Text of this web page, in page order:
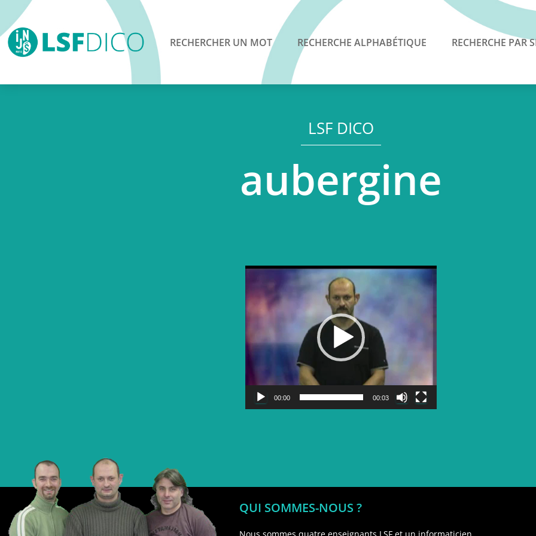
RECHERCHER UN MOT RECHERCHE ALPHABÉTIQUE RECHERCHE PAR
LSF DICO
aubergine
Lecteur
vidéo
00:00 00:03
QUI SOMMES-NOUS ?